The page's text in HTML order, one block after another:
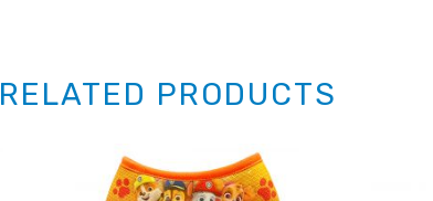
RELATED PRODUCTS